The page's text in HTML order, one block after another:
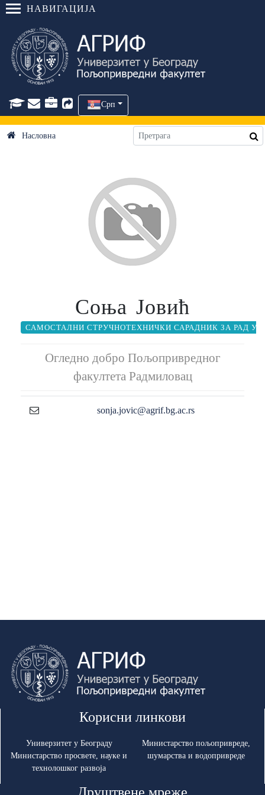
НАВИГАЦИЈА
Срп
Насловна
Соња Јовић
САМОСТАЛНИ СТРУЧНОТЕХНИЧКИ САРАДНИК ЗА РАД У
Огледно добро Пољопривредног
факултета Радмиловац
sonja.jovic@agrif.bg.ac.rs
Корисни линкови
Универзитет у Београду
Министарство просвете, науке и
технолошког развоја
Министарство пољопривреде,
шумарства и водопривреде